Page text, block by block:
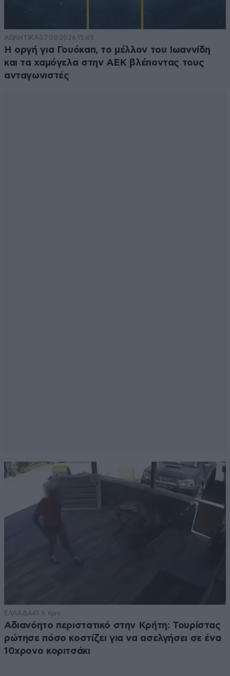
ΑΘΛΗΤΙΚΑ07·08·2026 15:45
Η οργή για Γουόκαπ, το μέλλον του Ιωαννίδη
και τα χαμόγελα στην ΑΕΚ βλέποντας τους
ανταγωνιστές
ΕΛΛΑΔΑ41 λ. πριν
Αδιανόητο περιστατικό στην Κρήτη: Τουρίστας
ρώτησε πόσο κοστίζει για να ασελγήσει σε ένα
10χρονο κοριτσάκι